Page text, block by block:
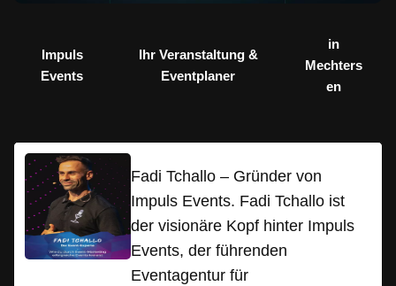
Impuls
Events
Ihr Veranstaltung &
Eventplaner
in
Mechters
en
Fadi Tchallo – Gründer von
Impuls Events. Fadi Tchallo ist
der visionäre Kopf hinter Impuls
Events, der führenden
Eventagentur für